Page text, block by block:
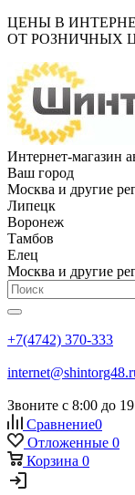
ЦЕНЫ В
ОТ РОЗНИЧНЫХ
Интернет-магазин
Ваш город
Москва и другие
Липецк
Воронеж
Тамбов
Елец
Москва и другие
+7(4742) 370-333
Звоните с 8:00 до
Сравнение0
Отложенные 0
Корзина 0